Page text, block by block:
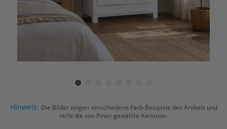
Hinweis: Die Bilder zeigen verschiedene Farb-Beispiele des Artikels und
nicht die von Ihnen gewählte Variation.